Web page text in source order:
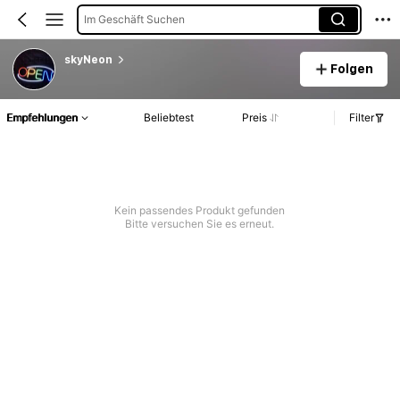
Im Geschäft Suchen
skyNeon
Folgen
Empfehlungen Beliebtest Preis Filter
Kein passendes Produkt gefunden
Bitte versuchen Sie es erneut.